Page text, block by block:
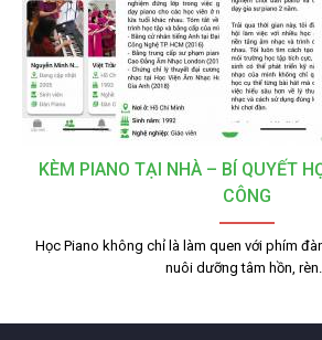
KÈM PIANO TẠI NHÀ – BÍ QUYẾT
CÔNG
Học Piano không chỉ là làm quen với phím
nuôi dưỡng tâm hồn,